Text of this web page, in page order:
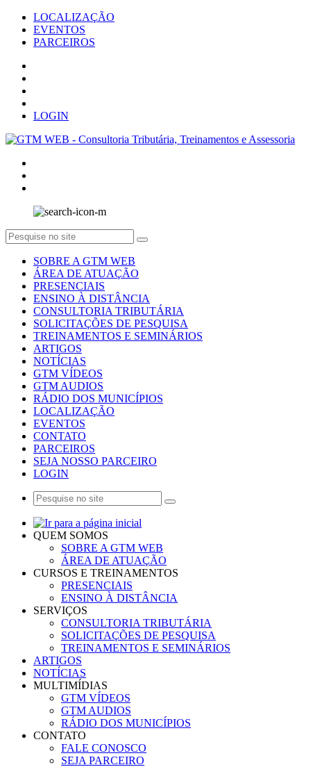
LOCALIZAÇÃO
EVENTOS
PARCEIROS
LOGIN
SOBRE A GTM WEB
ÁREA DE ATUAÇÃO
PRESENCIAIS
ENSINO À DISTÂNCIA
CONSULTORIA TRIBUTÁRIA
SOLICITAÇÕES DE PESQUISA
TREINAMENTOS E SEMINÁRIOS
ARTIGOS
NOTÍCIAS
GTM VÍDEOS
GTM AUDIOS
RÁDIO DOS MUNICÍPIOS
LOCALIZAÇÃO
EVENTOS
CONTATO
PARCEIROS
SEJA NOSSO PARCEIRO
LOGIN
QUEM SOMOS
SOBRE A GTM WEB
ÁREA DE ATUAÇÃO
CURSOS E TREINAMENTOS
PRESENCIAIS
ENSINO À DISTÂNCIA
SERVIÇOS
CONSULTORIA TRIBUTÁRIA
SOLICITAÇÕES DE PESQUISA
TREINAMENTOS E SEMINÁRIOS
ARTIGOS
NOTÍCIAS
MULTIMÍDIAS
GTM VÍDEOS
GTM AUDIOS
RÁDIO DOS MUNICÍPIOS
CONTATO
FALE CONOSCO
SEJA PARCEIRO